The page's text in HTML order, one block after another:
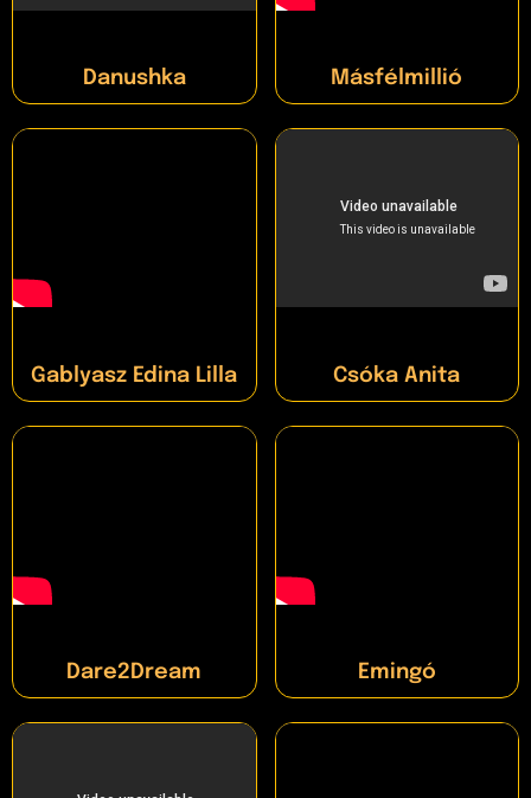
Danushka Másfélmillió
Gablyasz Edina Lilla Csóka Anita
Dare2Dream Emingó